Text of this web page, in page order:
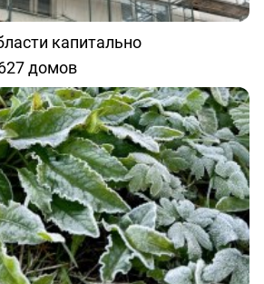
капитально
домов